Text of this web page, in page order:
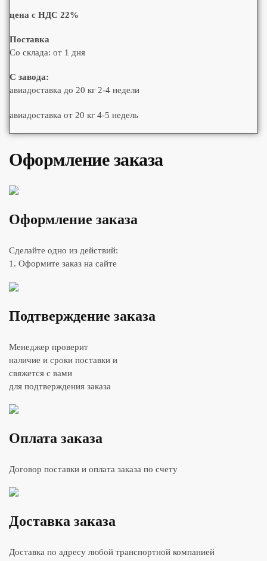
цена с НДС 22%
Поставка
Со склада: от 1 дня
С завода:
авиадоставка до 20 кг 2-4 недели
авиадоставка от 20 кг 4-5 недель
Оформление заказа
Оформление заказа
Сделайте одно из действий:
1. Оформите заказ на сайте
Подтверждение заказа
Менеджер проверит
наличие и сроки поставки и
свяжется с вами
для подтверждения заказа
Оплата заказа
Договор поставки и оплата заказа по счету
Доставка заказа
Доставка по адресу любой транспортной компанией